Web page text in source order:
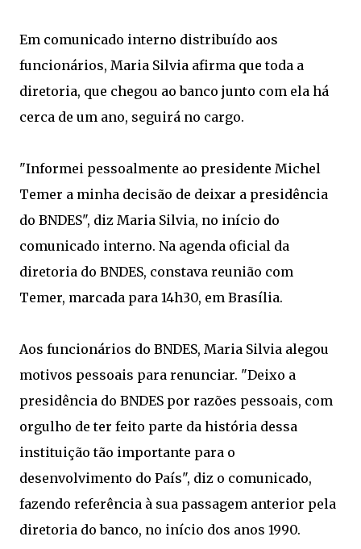
Em comunicado interno distribuído aos
funcionários, Maria Silvia afirma que toda a
diretoria, que chegou ao banco junto com ela há
cerca de um ano, seguirá no cargo.
"Informei pessoalmente ao presidente Michel
Temer a minha decisão de deixar a presidência
do BNDES", diz Maria Silvia, no início do
comunicado interno. Na agenda oficial da
diretoria do BNDES, constava reunião com
Temer, marcada para 14h30, em Brasília.
Aos funcionários do BNDES, Maria Silvia alegou
motivos pessoais para renunciar. "Deixo a
presidência do BNDES por razões pessoais, com
orgulho de ter feito parte da história dessa
instituição tão importante para o
desenvolvimento do País", diz o comunicado,
fazendo referência à sua passagem anterior pela
diretoria do banco, no início dos anos 1990.